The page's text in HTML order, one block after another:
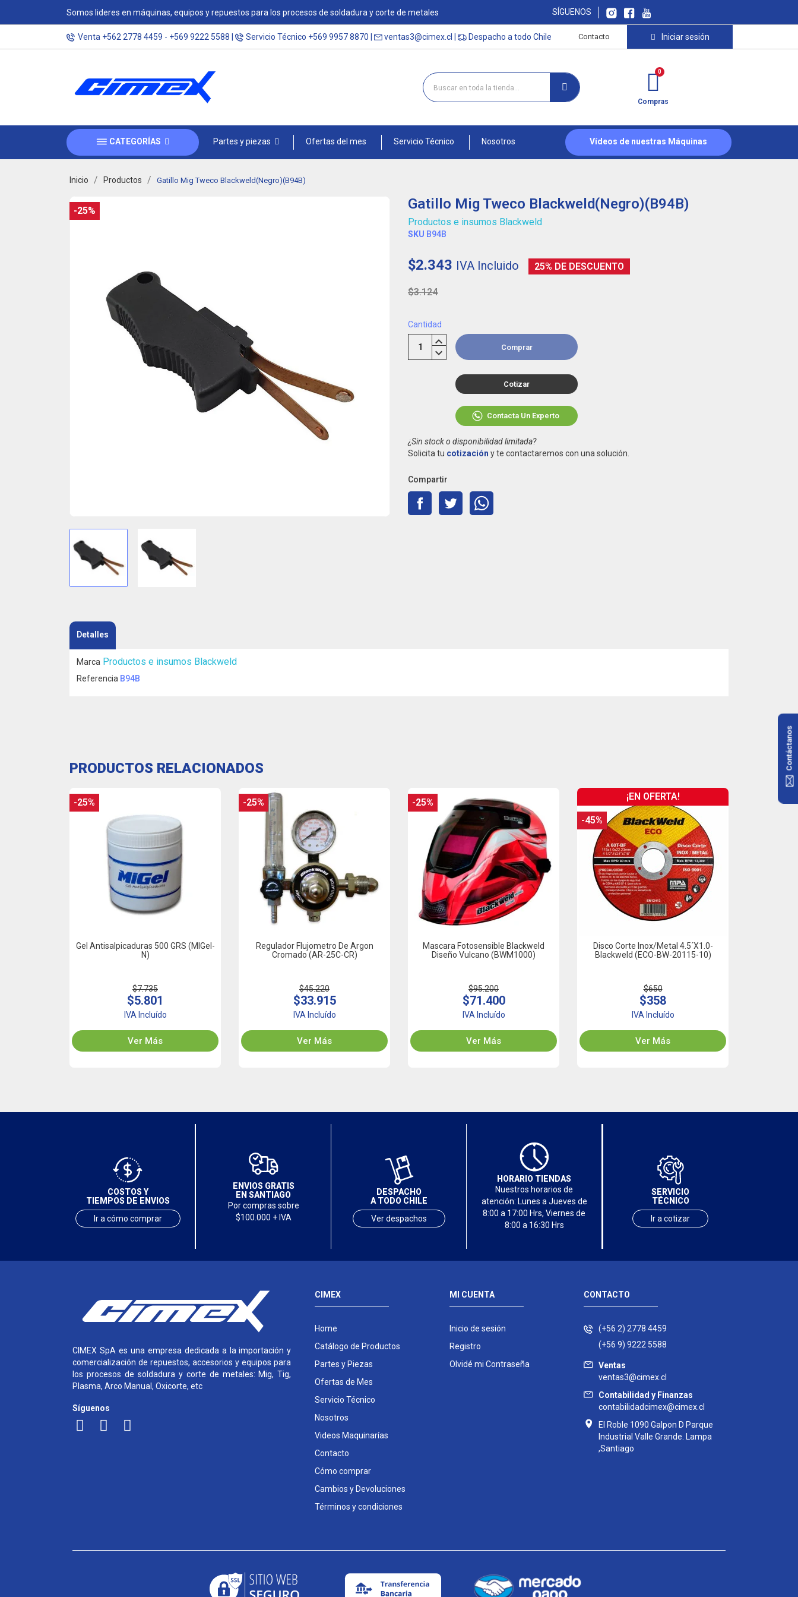
Somos lideres en máquinas, equipos y repuestos para los procesos de soldadura y corte de metales SÍGUENOS
Venta +562 2778 4459 - +569 9222 5588 Servicio Técnico +569 9957 8870 ventas3@cimex.cl Despacho a todo Chile Contacto Iniciar sesión
Compras
CATEGORÍAS Partes y piezas Ofertas del mes Servicio Técnico Nosotros Vídeos de nuestras Máquinas
Inicio Productos Gatillo Mig Tweco Blackweld(Negro)(B94B)
-25% Gatillo Mig Tweco Blackweld(Negro)(B94B)
Productos e insumos Blackweld
SKU B94B
$2.343 IVA Incluido 25% DE DESCUENTO
$3.124
Cantidad
Comprar
Cotizar
Contacta Un Experto
¿Sin stock o disponibilidad limitada?
Solicita tu cotización y te contactaremos con una solución.
Compartir
PRODUCTOS RELACIONADOS
Gel Antisalpicaduras 500 GRS (MIGel-
N)
$7.735
$5.801
IVA Incluído
Ver Más
-25%
Regulador Flujometro De Argon
Cromado (AR-25C-CR)
$45.220
$33.915
IVA Incluído
Ver Más
-25%
Mascara Fotosensible Blackweld
Diseño Vulcano (BWM1000)
$95.200
$71.400
IVA Incluído
Ver Más
-25%
Disco Corte Inox/Metal 4.5´x1.0-
Blackweld (ECO-BW-20115-10)
$650
$358
IVA Incluído
Ver Más
¡EN OFERTA!
-45%
Detalles
Marca Productos e insumos Blackweld
Referencia B94B
COSTOS Y
TIEMPOS DE ENVIOS
Ir a cómo comprar
ENVIOS GRATIS
EN SANTIAGO
Por compras sobre
$100.000 + IVA
DESPACHO
A TODO CHILE
Ver despachos
HORARIO TIENDAS
Nuestros horarios de
atención: Lunes a Jueves de
8:00 a 17:00 Hrs, Viernes de
8:00 a 16:30 Hrs
SERVICIO
TÉCNICO
Ir a cotizar
CIMEX SpA es una empresa dedicada a la importación y
comercialización de repuestos, accesorios y equipos para
los procesos de soldadura y corte de metales: Mig, Tig,
Plasma, Arco Manual, Oxicorte, etc
Síguenos
Contáctanos
CIMEX
Home
Catálogo de Productos
Partes y Piezas
Ofertas de Mes
Servicio Técnico
Nosotros
Videos Maquinarías
Contacto
Cómo comprar
Cambios y Devoluciones
Términos y condiciones
MI CUENTA
Inicio de sesión
Registro
Olvidé mi Contraseña
CONTACTO
(+56 2) 2778 4459
(+56 9) 9222 5588
Ventas
ventas3@cimex.cl
Contabilidad y Finanzas
contabilidadcimex@cimex.cl
El Roble 1090 Galpon D Parque
Industrial Valle Grande. Lampa
,Santiago